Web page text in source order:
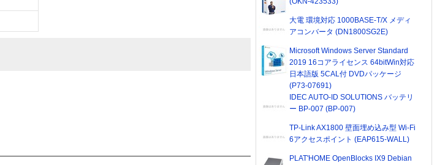
大電 環境対応 1000BASE-T/X メディ
アコンバータ (DN1800SG2E)
Microsoft Windows Server Standard
2019 16コアライセンス 64bitWin対応
日本語版 5CAL付 DVDパッケージ
(P73-07691)
IDEC AUTO-ID SOLUTIONS バッテリ
ー BP-007 (BP-007)
TP-Link AX1800 壁面埋め込み型 Wi-Fi
6アクセスポイント (EAP615-WALL)
PLAT'HOME OpenBlocks IX9 Debian